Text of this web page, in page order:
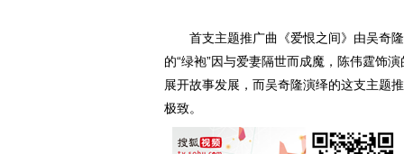
首支主题推广曲《爱恨之间》由吴奇隆
的“绿袍”因与爱妻隔世而成魔，陈伟霆饰
展开故事发展，而吴奇隆演绎的这支主题
极致。